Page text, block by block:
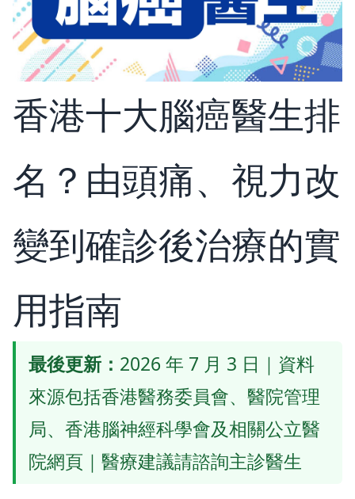
香港十大腦癌醫生排
名？由頭痛、視力改
變到確診後治療的實
用指南
最後更新： 2026 年 7 月 3 日｜資料
來源包括香港醫務委員會、醫院管理
局、香港腦神經科學會及相關公立醫
院網頁｜醫療建議請諮詢主診醫生